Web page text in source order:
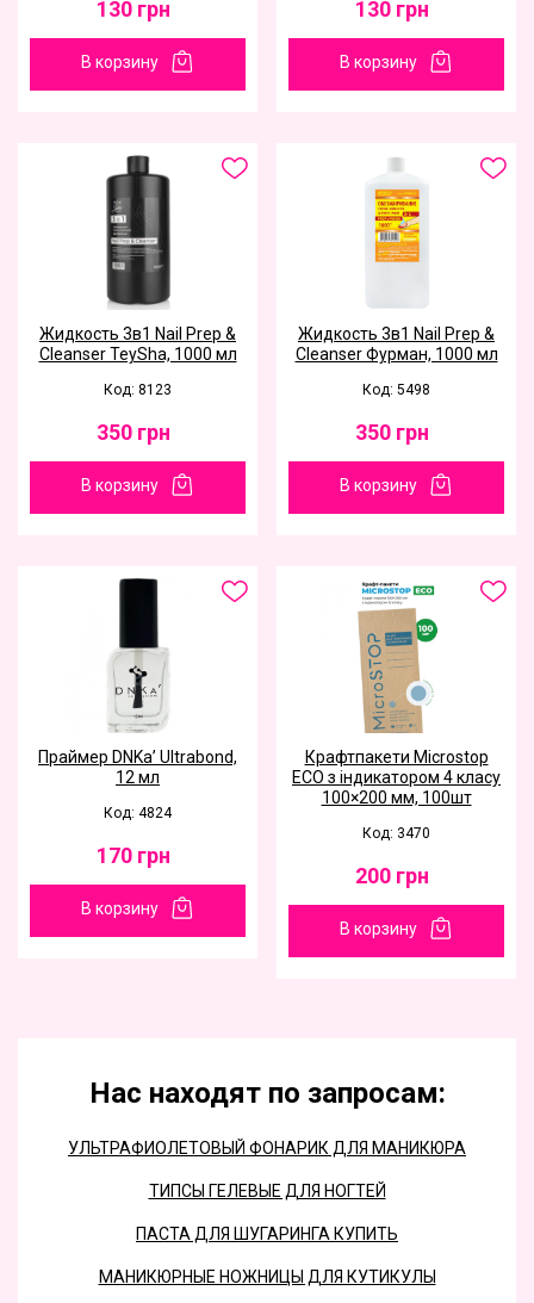
130 грн
В корзину
130 грн
В корзину
Жидкость 3в1 Nail Prep &
Cleanser TeySha, 1000 мл
Код: 8123
350 грн
В корзину
Жидкость 3в1 Nail Prep &
Cleanser Фурман, 1000 мл
Код: 5498
350 грн
В корзину
Праймер DNKa’ Ultrabond,
12 мл
Код: 4824
170 грн
В корзину
Крафтпакети Microstop
ЕСО з індикатором 4 класу
100×200 мм, 100шт
Код: 3470
200 грн
В корзину
Нас находят по запросам:
УЛЬТРАФИОЛЕТОВЫЙ ФОНАРИК ДЛЯ МАНИКЮРА
ТИПСЫ ГЕЛЕВЫЕ ДЛЯ НОГТЕЙ
ПАСТА ДЛЯ ШУГАРИНГА КУПИТЬ
МАНИКЮРНЫЕ НОЖНИЦЫ ДЛЯ КУТИКУЛЫ